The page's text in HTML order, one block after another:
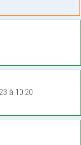
à 10:20